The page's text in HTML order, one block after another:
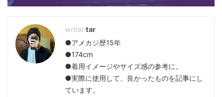
tar
●アメカジ歴15年
●174cm
●着用イメージやサイズ感の参考に。
●実際に使用して、良かったものを記事にし
ています。